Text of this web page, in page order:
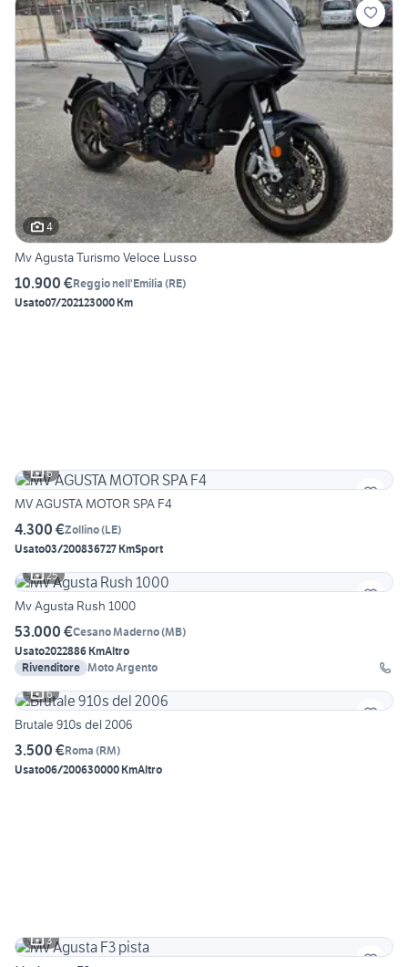
4
Mv Agusta Turismo Veloce Lusso
10.900 €Reggio nell'Emilia (RE)
Usato07/202123000 Km
6
MV AGUSTA MOTOR SPA F4
4.300 €Zollino(LE)
Usato03/200836727 KmSport
25
Mv Agusta Rush 1000
53.000 €Cesano Maderno(MB)
Usato2022886 KmAltro
Rivenditore Moto Argento
6
Brutale 910s del 2006
3.500 €Roma (RM)
Usato06/200630000 KmAltro
3